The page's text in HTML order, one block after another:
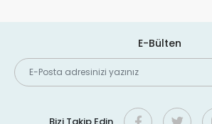
E-Bülten